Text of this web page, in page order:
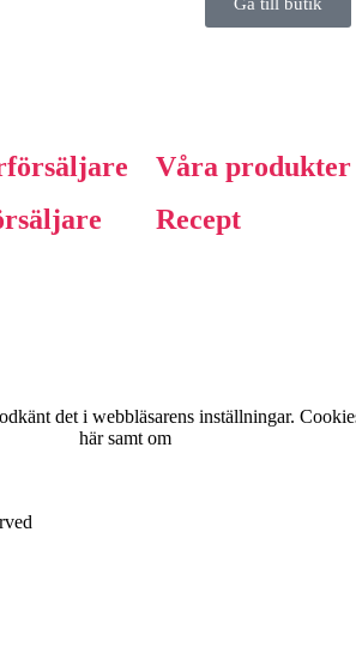
Våra produkter
Recept
det i webbläsarens inställningar.
här samt om